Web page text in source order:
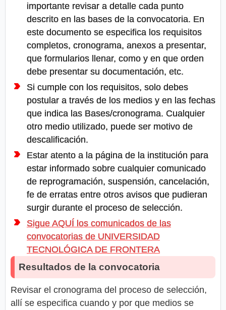
importante revisar a detalle cada punto
descrito en las bases de la convocatoria. En
este documento se especifica los requisitos
completos, cronograma, anexos a presentar,
que formularios llenar, como y en que orden
debe presentar su documentación, etc.
Si cumple con los requisitos, solo debes
postular a través de los medios y en las fechas
que indica las Bases/cronograma. Cualquier
otro medio utilizado, puede ser motivo de
descalificación.
Estar atento a la página de la institución para
estar informado sobre cualquier comunicado
de reprogramación, suspensión, cancelación,
fe de erratas entre otros avisos que pudieran
surgir durante el proceso de selección.
Sigue AQUÍ los comunicados de las
convocatorias de UNIVERSIDAD
TECNOLÓGICA DE FRONTERA
Resultados de la convocatoria
Revisar el cronograma del proceso de selección,
allí se especifica cuando y por que medios se